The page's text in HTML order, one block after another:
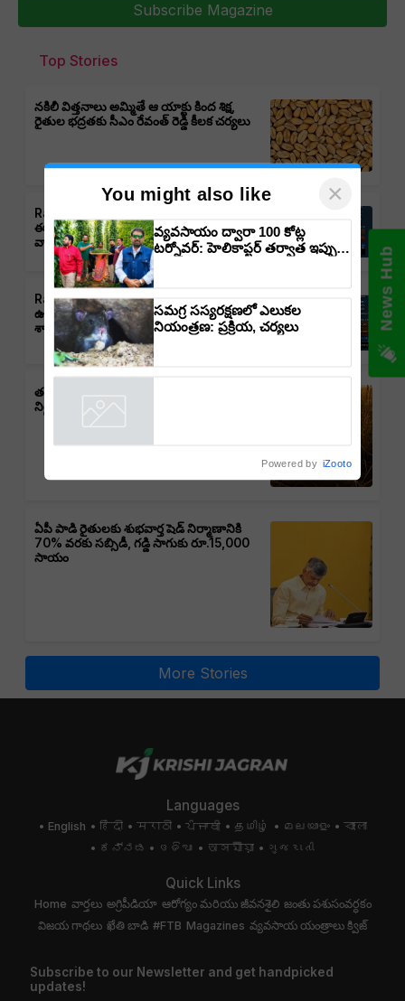
Subscribe Magazine
Top Stories
నకిలీ విత్తనాలు అమ్మితే ఆ యాక్టు కింద శిక్ష,
రైతుల భద్రతకు సీఎం రేవంత్ రెడ్డి కీలక చర్యలు
Rain Alert: తెలంగాణలో వర్షాలు,
ఈదురుగాలులు, తుఫాన్లు వచ్చే అవకాశం:
వాతావరణ శాఖ హెచ్చరిక
Rain Alert : ఆంధ్రప్రదేశ్‌లో వర్షాలు,
ఉరుములు, ఈదురుగాలుల ముప్పు: వాతావరణ
శాఖ హెచ్చరిక
తడిసిన ధాన్యానికీ భరోసా – తెలంగాణ ప్రభుత్వం
నిర్ణయం, రైతులకు ఊరట
ఏపీ పాడి రైతులకు శుభవార్త షెడ్ నిర్మాణానికి
70% వరకు సబ్సిడీ, గడ్డి సాగుకు రూ.15,000
సాయం
More Stories
Languages
English हिंदी मराठी ਪੰਜਾਬੀ தமிழ் മലയാളം
বাংলা
ಕನ್ನಡ
ଓଡିଆ অসমীয়া ગુજરાતી
Quick Links
Home వార్తలు అగ్రిపీడియా ఆరోగ్యం మరియు జీవనశైలి జంతు పశుసంవర్ధకం
విజయ గాథలు ఖేతి బాడి #FTB Magazines వ్యవసాయ యంత్రాలు క్విజ్
Subscribe to our Newsletter and get handpicked
updates!
News Hub
You might also like ×
వ్యవసాయం ద్వారా 100 కోట్ల
టర్నోవర్: హెలికాప్టర్ తర్వాత ఇప్పుడు
సమగ్ర సస్యరక్షణలో ఎలుకల
నియంత్రణ: ప్రక్రియ, చర్యలు
Powered by iZooto